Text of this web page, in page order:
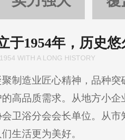
于1954年，历史悠
WITH A LONG HISTORY
制造业匠心精神，品种
高品质需求。从地方小
卫浴分会会长单位。从
生活更为美好。